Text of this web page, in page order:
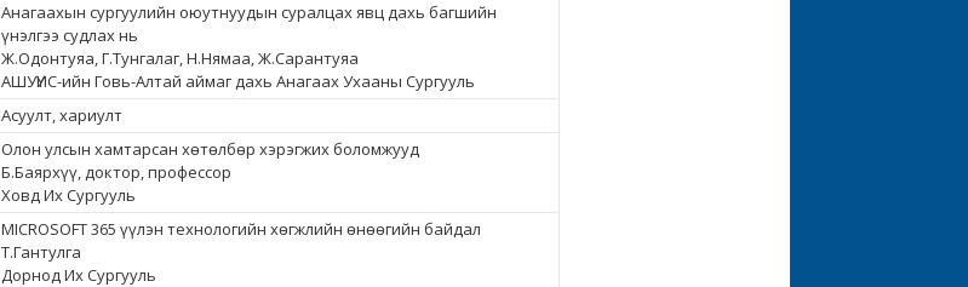
Анагаахын сургуулийн оюутнуудын суралцах явц дахь багшийн
үнэлгээ судлах нь
Ж.Одонтуяа, Г.Тунгалаг, Н.Нямаа, Ж.Сарантуяа
АШУҮИС-ийн Говь-Алтай аймаг дахь Анагаах Ухааны Сургууль
Асуулт, хариулт
Олон улсын хамтарсан хөтөлбөр хэрэгжих боломжууд
Б.Баярхүү, доктор, профессор
Ховд Их Сургууль
MICROSOFT 365 үүлэн технологийн хөгжлийн өнөөгийн байдал
Т.Гантулга
Дорнод Их Сургууль